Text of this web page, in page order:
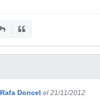
Rafa Doncel el 21/11/2012